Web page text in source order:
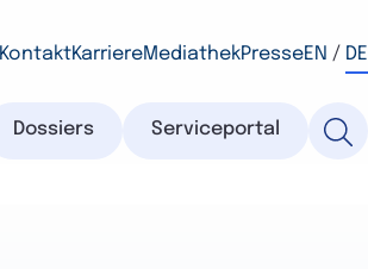
KontaktKarriereMediathekPresseEN / DE
Dossiers Serviceportal